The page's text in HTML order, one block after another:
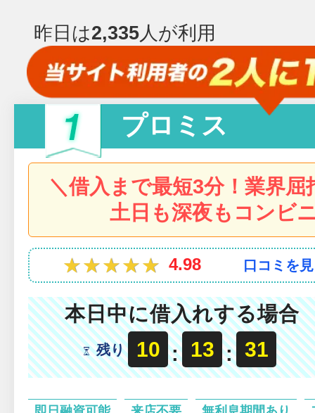
昨日は2,335人が利用
プロミス
＼借入まで最短3分！業界
土日も深夜もコンビ
★★★★★
★★★★★ 4.98 口コミを
本日中に借入れする場合
残り 10 : 13 : 29